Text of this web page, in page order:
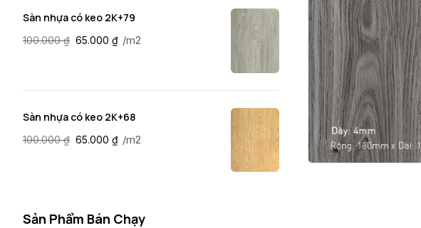
Sàn nhựa có keo 2K+79
100.000₫ 65.000 ₫ /m2
Sàn nhựa có keo 2K+68
100.000₫ 65.000 ₫ /m2
Sản Phẩm Bán Chạy